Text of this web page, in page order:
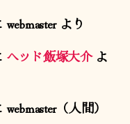
webmasterより
ヘッド飯塚大介よ
webmaster（人間）